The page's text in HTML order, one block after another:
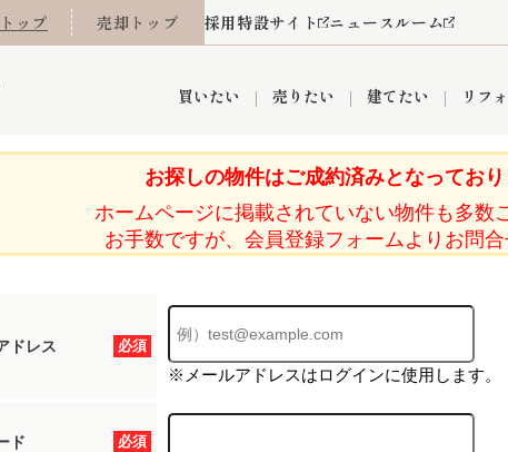
ップ 売却トップ 採用特設サイト ニュースルーム
買いたい
学区から探す 町名から探す お気に入り
グループ会社施工物件
売りたい
売却査定実績 売却成功実績 よくある質問
替え 離婚
建てたい
建築事例
リフ
リフォーム事例 【埼玉】補助金・助成金
採用情報 お客様の声 創業の想
所沢営業所
マンションカタログ おうちパークくらぶ レンタルス
オンライン相談予約 売却査定依頼 なんでもご相談
お探しの物件はご成約済みとなっており
ホームページに掲載されていない物件も多数
お手数ですが、会員登録フォームよりお問合
必須
ドレス
※メールアドレスはログインに使用します。
必須
ド